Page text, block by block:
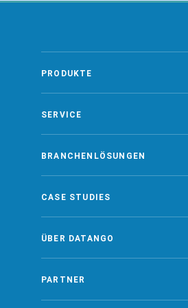
left
PRODUKTE
SERVICE
BRANCHENLÖSUNGEN
CASE STUDIES
ÜBER DATANGO
PARTNER